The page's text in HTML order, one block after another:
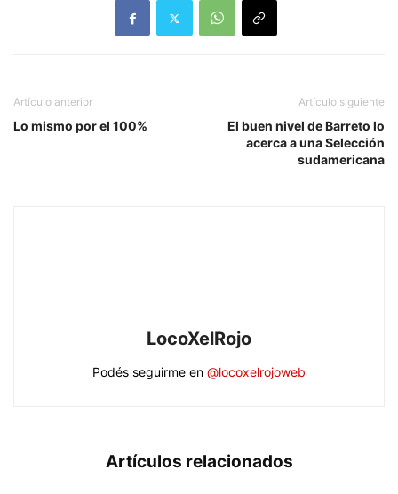
Artículo anterior
Lo mismo por el 100%
Artículo siguiente
El buen nivel de Barreto lo
acerca a una Selección
sudamericana
LocoXelRojo
Podés seguirme en @locoxelrojoweb
Artículos relacionados